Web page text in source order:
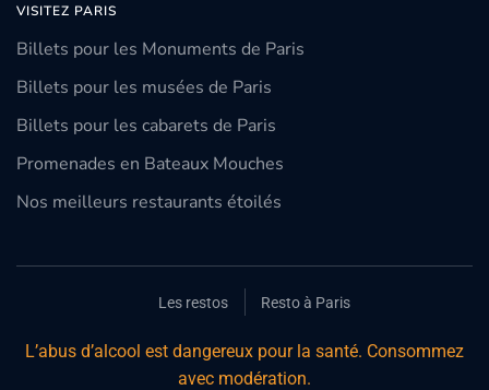
VISITEZ PARIS
Billets pour les Monuments de Paris
Billets pour les musées de Paris
Billets pour les cabarets de Paris
Promenades en Bateaux Mouches
Nos meilleurs restaurants étoilés
Les restos Resto à Paris
L’abus d’alcool est dangereux pour la santé. Consommez
avec modération.